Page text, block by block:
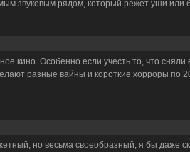
звуковым рядом, который режет уши или
кино. Особенно если учесть то, что
разные вайны и короткие хорроры по
но весьма своеобразный, я бы даже